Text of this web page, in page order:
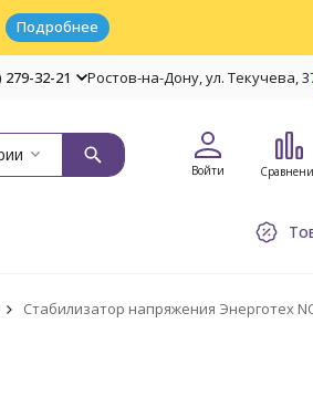
Подробнее
279-32-21 Ростов-на-Дону, ул. Текучева,
Войти
Стабилизатор напряжения Энерготех